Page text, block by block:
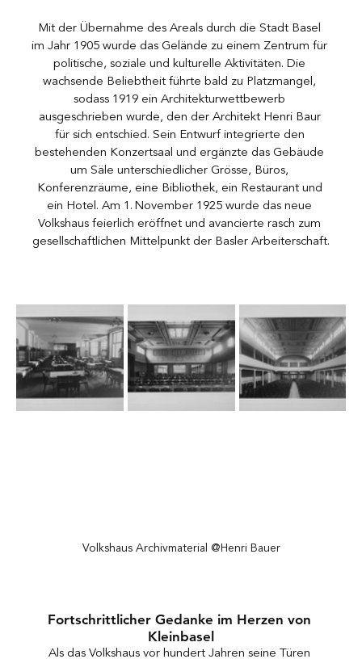
Mit der Übernahme des Areals durch die Stadt Basel
im Jahr 1905 wurde das Gelände zu einem Zentrum für
politische, soziale und kulturelle Aktivitäten. Die
wachsende Beliebtheit führte bald zu Platzmangel,
sodass 1919 ein Architekturwettbewerb
ausgeschrieben wurde, den der Architekt Henri Baur
für sich entschied. Sein Entwurf integrierte den
bestehenden Konzertsaal und ergänzte das Gebäude
um Säle unterschiedlicher Grösse, Büros,
Konferenzräume, eine Bibliothek, ein Restaurant und
ein Hotel. Am 1. November 1925 wurde das neue
Volkshaus feierlich eröffnet und avancierte rasch zum
gesellschaftlichen Mittelpunkt der Basler Arbeiterschaft.
Volkshaus Archivmaterial @Henri Bauer
Fortschrittlicher Gedanke im Herzen von
Kleinbasel
Als das Volkshaus vor hundert Jahren seine Türen